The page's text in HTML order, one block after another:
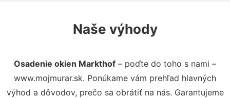
Naše výhody
Osadenie okien Markthof – poďte do toho s nami –
www.mojmurar.sk. Ponúkame vám prehľad hlavných
výhod a dôvodov, prečo sa obrátiť na nás. Garantujeme